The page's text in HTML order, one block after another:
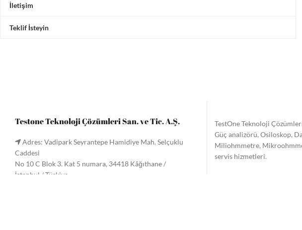
İletişim
Teklif İsteyin
Testone Teknoloji Çözümleri San. ve Tic. A.Ş.
Adres: Vadipark Seyrantepe Hamidiye Mah. Selçuklu
Caddesi
No 10 C Blok 3. Kat 5 numara, 34418 Kâğıthane /
İstanbul / Türkiye
TestOne Teknoloji
Güç analizörü, Osiloskop,
Miliohmmetre,
servis hizmetleri.